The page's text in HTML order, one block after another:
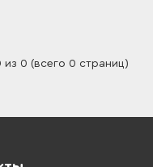
0 (всего 0 страниц)